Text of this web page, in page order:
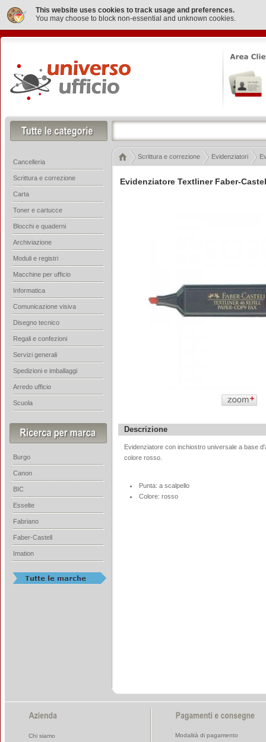
This website uses cookies to track usage and preferences.
You may choose to block non-essential and unknown cookies.
Evidenziatore Textliner Faber-
Descrizione
Evidenziatore con inchiostro universale a base
colore rosso.
Punta: a scalpello
Colore: rosso
Scrittura e correzione Evidenziatori
Cancelleria
Scrittura e correzione
Carta
Toner e cartucce
Blocchi e quaderni
Archiviazione
Moduli e registri
Macchine per ufficio
Informatica
Comunicazione visiva
Disegno tecnico
Regali e confezioni
Servizi generali
Spedizioni e imballaggi
Arredo ufficio
Scuola
Burgo
Canon
BIC
Esselte
Fabriano
Faber-Castell
Imation
Chi siamo
Modalità di pagamento